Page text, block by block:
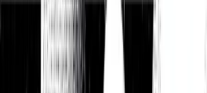
Watchlist
Portfolios
1:1 Begleitung
Über uns
Einloggen
Kostenlos testen